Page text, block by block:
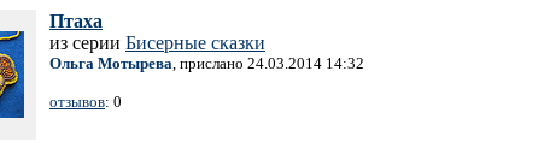
Птаха
из серии Бисерные сказки
Ольга Мотырева, прислано 24.03.2014 14:32
отзывов: 0